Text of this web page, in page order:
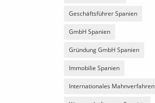
Geschäftsführer Spanien
GmbH Spanien
Gründung GmbH Spanien
Immobilie Spanien
Internationales Mahnverfahren